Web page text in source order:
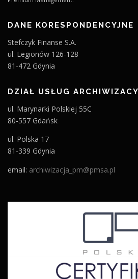
DANE KORESPONDENCYJNE
Stefczyk Finanse S.A.
ul. Legionów 126-128
81-472 Gdynia
DZIAŁ USŁUG
ul. Marynarki Polskiej 55C
80-557 Gdańsk
ul. Polska 17
81-339 Gdynia
email: archiwizacja_pm@pmsa.pl